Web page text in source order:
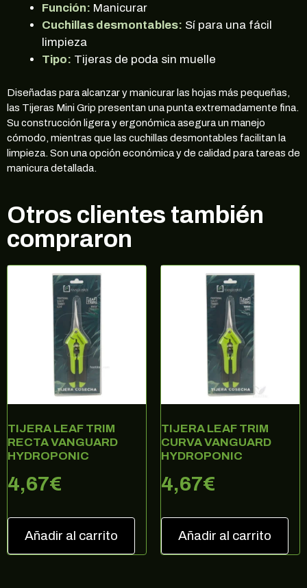
Función: Manicurar
Cuchillas desmontables: Sí para una fácil
limpieza
Tipo: Tijeras de poda sin muelle
Diseñadas para alcanzar y manicurar las hojas más pequeñas,
las Tijeras Mini Grip presentan una punta extremadamente fina.
Su construcción ligera y ergonómica asegura un manejo
cómodo, mientras que las cuchillas desmontables facilitan la
limpieza. Son una opción económica y de calidad para tareas de
manicura detallada.
Otros clientes también
compraron
TIJERA LEAF TRIM
RECTA VANGUARD
HYDROPONIC
4,67€
Añadir al carrito
TIJERA LEAF TRIM
CURVA VANGUARD
HYDROPONIC
4,67€
Añadir al carrito
¡10% DE DESCUENTO EN TU
PRÓXIMA COMPRA!
Regístrate en nuestra newsletter para estar
al corriente de ofertas exclusivas, noticias,
promociones y muchas sorpresas.
Correo electrónico
SUSCRIBIRME